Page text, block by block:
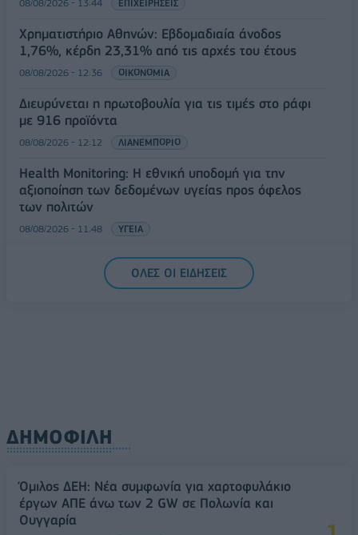
08/08/2026 - 13:44 ΕΠΙΧΕΙΡΗΣΕΙΣ
Χρηματιστήριο Αθηνών: Εβδομαδιαία άνοδος
1,76%, κέρδη 23,31% από τις αρχές του έτους
08/08/2026 - 12:36 ΟΙΚΟΝΟΜΙΑ
Διευρύνεται η πρωτοβουλία για τις τιμές στο ράφι
με 916 προϊόντα
08/08/2026 - 12:12 ΛΙΑΝΕΜΠΟΡΙΟ
Health Monitoring: Η εθνική υποδομή για την
αξιοποίηση των δεδομένων υγείας προς όφελος
των πολιτών
08/08/2026 - 11:48 ΥΓΕΙΑ
Ελληνική Αναπτυξιακή Τράπεζα: Με «προίκα» 2 δισ.
ευρώ ανοίγει δρόμο για δάνεια έως 5 δισ. σε
ΟΛΕΣ ΟΙ ΕΙΔΗΣΕΙΣ
ΔΗΜΟΦΙΛΗ
Όμιλος ΔΕΗ: Νέα συμφωνία για χαρτοφυλάκιο
έργων ΑΠΕ άνω των 2 GW σε Πολωνία και
Ουγγαρία